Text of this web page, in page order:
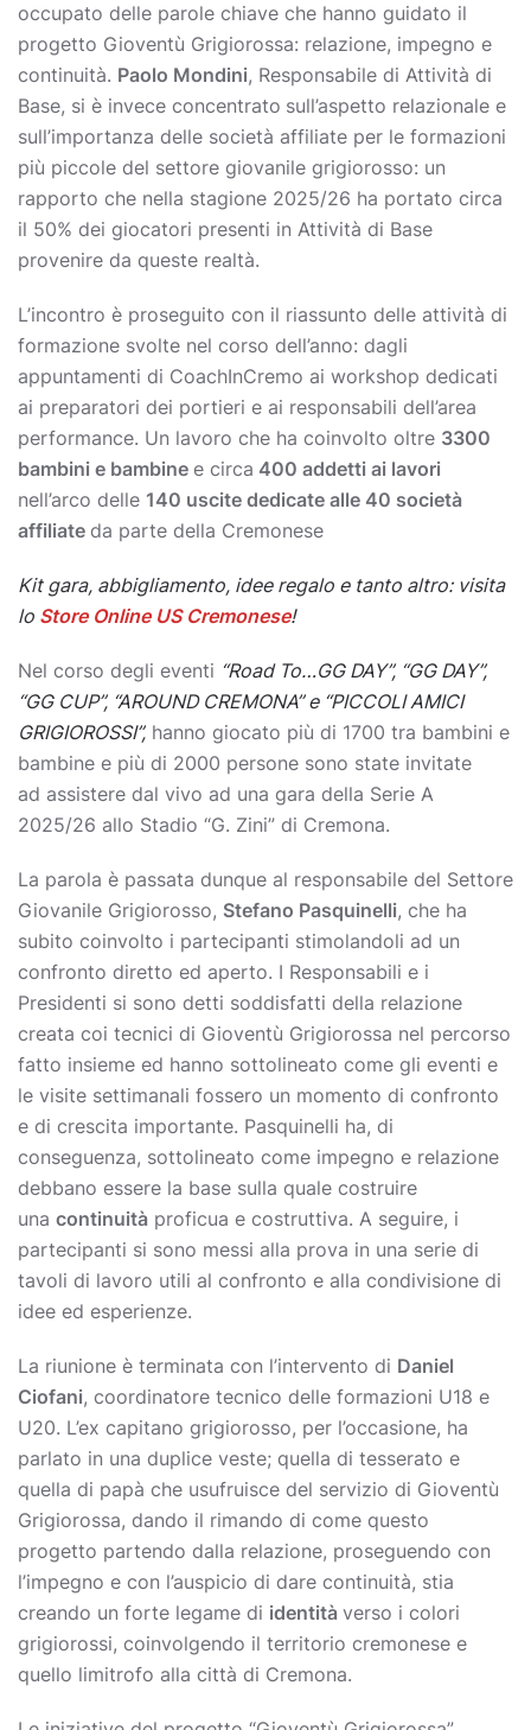
occupato delle parole chiave che hanno guidato il
progetto Gioventù Grigiorossa: relazione, impegno e
continuità. Paolo Mondini, Responsabile di Attività di
Base, si è invece concentrato sull’aspetto relazionale e
sull’importanza delle società affiliate per le formazioni
più piccole del settore giovanile grigiorosso: un
rapporto che nella stagione 2025/26 ha portato circa
il 50% dei giocatori presenti in Attività di Base
provenire da queste realtà.
L’incontro è proseguito con il riassunto delle attività di
formazione svolte nel corso dell’anno: dagli
appuntamenti di CoachInCremo ai workshop dedicati
ai preparatori dei portieri e ai responsabili dell’area
performance. Un lavoro che ha coinvolto oltre 3300
bambini e bambine e circa 400 addetti ai lavori
nell’arco delle 140 uscite dedicate alle 40 società
affiliate da parte della Cremonese
Kit gara, abbigliamento, idee regalo e tanto altro: visita
lo Store Online US Cremonese!
Nel corso degli eventi “Road To…GG DAY”, “GG DAY”,
“GG CUP”, “AROUND CREMONA” e “PICCOLI AMICI
GRIGIOROSSI”, hanno giocato più di 1700 tra bambini e
bambine e più di 2000 persone sono state invitate
ad assistere dal vivo ad una gara della Serie A
2025/26 allo Stadio “G. Zini” di Cremona.
La parola è passata dunque al responsabile del Settore
Giovanile Grigiorosso, Stefano Pasquinelli, che ha
subito coinvolto i partecipanti stimolandoli ad un
confronto diretto ed aperto. I Responsabili e i
Presidenti si sono detti soddisfatti della relazione
creata coi tecnici di Gioventù Grigiorossa nel percorso
fatto insieme ed hanno sottolineato come gli eventi e
le visite settimanali fossero un momento di confronto
e di crescita importante. Pasquinelli ha, di
conseguenza, sottolineato come impegno e relazione
debbano essere la base sulla quale costruire
una continuità proficua e costruttiva. A seguire, i
partecipanti si sono messi alla prova in una serie di
tavoli di lavoro utili al confronto e alla condivisione di
idee ed esperienze.
La riunione è terminata con l’intervento di Daniel
Ciofani, coordinatore tecnico delle formazioni U18 e
U20. L’ex capitano grigiorosso, per l’occasione, ha
parlato in una duplice veste; quella di tesserato e
quella di papà che usufruisce del servizio di Gioventù
Grigiorossa, dando il rimando di come questo
progetto partendo dalla relazione, proseguendo con
l’impegno e con l’auspicio di dare continuità, stia
creando un forte legame di identità verso i colori
grigiorossi, coinvolgendo il territorio cremonese e
quello limitrofo alla città di Cremona.